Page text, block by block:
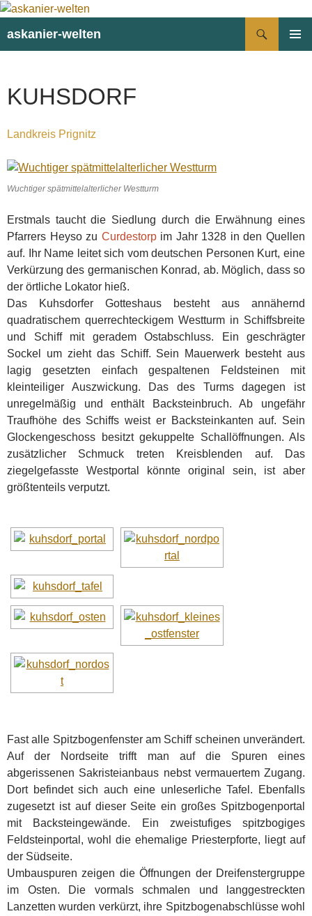
askanier-welten
KUHSDORF
Landkreis Prignitz
Wuchtiger spätmittelalterlicher Westturm
Erstmals taucht die Siedlung durch die Erwähnung eines
Pfarrers Heyso zu Curdestorp im Jahr 1328 in den Quellen
auf. Ihr Name leitet sich vom deutschen Personen Kurt, eine
Verkürzung des germanischen Konrad, ab. Möglich, dass so
der örtliche Lokator hieß.
Das Kuhsdorfer Gotteshaus besteht aus annähernd
quadratischem querrechteckigem Westturm in Schiffsbreite
und Schiff mit geradem Ostabschluss. Ein geschrägter
Sockel um zieht das Schiff. Sein Mauerwerk besteht aus
lagig gesetzten einfach gespaltenen Feldsteinen mit
kleinteiliger Auszwickung. Das des Turms dagegen ist
unregelmäßig und enthält Backsteinbruch. Ab ungefähr
Traufhöhe des Schiffs weist er Backsteinkanten auf. Sein
Glockengeschoss besitzt gekuppelte Schallöffnungen. Als
zusätzlicher Schmuck treten Kreisblenden auf. Das
ziegelgefasste Westportal könnte original sein, ist aber
größtenteils verputzt.
Fast alle Spitzbogenfenster am Schiff scheinen unverändert.
Auf der Nordseite trifft man auf die Spuren eines
abgerissenen Sakristeianbaus nebst vermauertem Zugang.
Dort befindet sich auch eine unleserliche Tafel. Ebenfalls
zugesetzt ist auf dieser Seite ein großes Spitzbogenportal
mit Backsteingewände. Ein zweistufiges spitzbogiges
Feldsteinportal, wohl die ehemalige Priesterpforte, liegt auf
der Südseite.
Umbauspuren zeigen die Öffnungen der Dreifenstergruppe
im Osten. Die vormals schmalen und langgestreckten
Lanzetten wurden verkürzt, ihre Spitzbogenabschlüsse wohl